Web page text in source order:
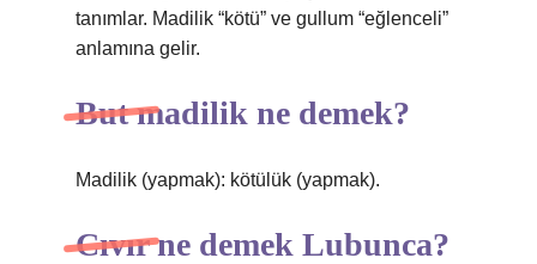
tanımlar. Madilik “kötü” ve gullum “eğlenceli”
anlamına gelir.
But madilik ne demek?
Madilik (yapmak): kötülük (yapmak).
Cıvır ne demek Lubunca?